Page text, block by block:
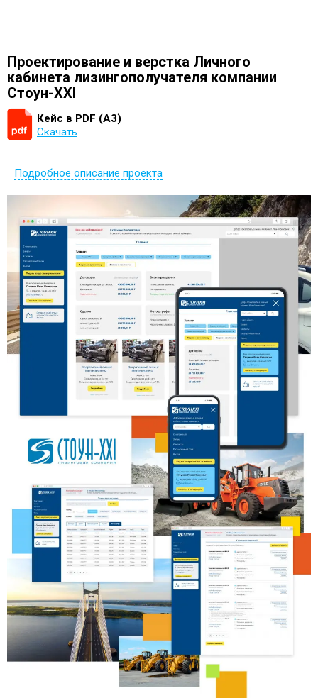
Проектирование и верстка Личного
кабинета лизингополучателя компании
Стоун-XXI
Кейс в PDF (А3)
Скачать
Подробное описание проекта